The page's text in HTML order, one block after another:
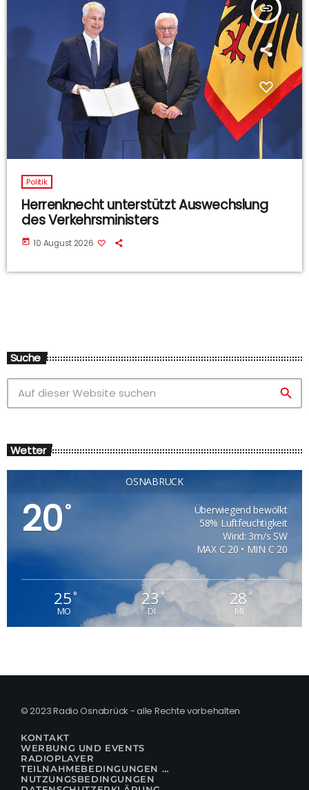
insert_link
Politik
Herrenknecht unterstützt Auswechslung
des Verkehrsministers
today 10 August 2026
Suche
search
Wetter
OSNABRÜCK
20°
Überwiegend bewölkt
58% Luftfeuchtigkeit
Wind: 3m/s SW
MAX C 20 • MIN C 20
25°
MO
23°
DI
28°
MI
© 2023 Radio Osnabrück - alle Rechte vorbehalten
KONTAKT
WERBUNG UND EVENTS
RADIOPLAYER
TEILNAHMEBEDINGUNGEN FÜR GEWINNSPIELE
NUTZUNGSBEDINGUNGEN